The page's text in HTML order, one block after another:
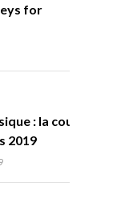
for
: la course
2019